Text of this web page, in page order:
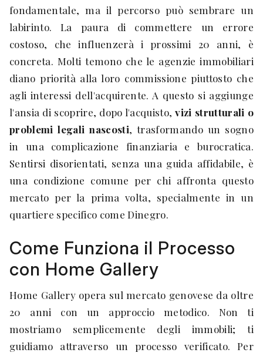
fondamentale, ma il percorso può sembrare un
labirinto. La paura di commettere un errore
costoso, che influenzerà i prossimi 20 anni, è
concreta. Molti temono che le agenzie immobiliari
diano priorità alla loro commissione piuttosto che
agli interessi dell'acquirente. A questo si aggiunge
l'ansia di scoprire, dopo l'acquisto,vizi strutturali o
problemi legali nascosti, trasformando un sogno
in una complicazione finanziaria e burocratica.
Sentirsi disorientati, senza una guida affidabile, è
una condizione comune per chi affronta questo
mercato per la prima volta, specialmente in un
quartiere specifico come Dinegro.
Come Funziona il Processo
con Home Gallery
Home Gallery opera sul mercato genovese da oltre
20 anni con un approccio metodico. Non ti
mostriamo semplicemente degli immobili; ti
guidiamo attraverso un processo verificato. Per